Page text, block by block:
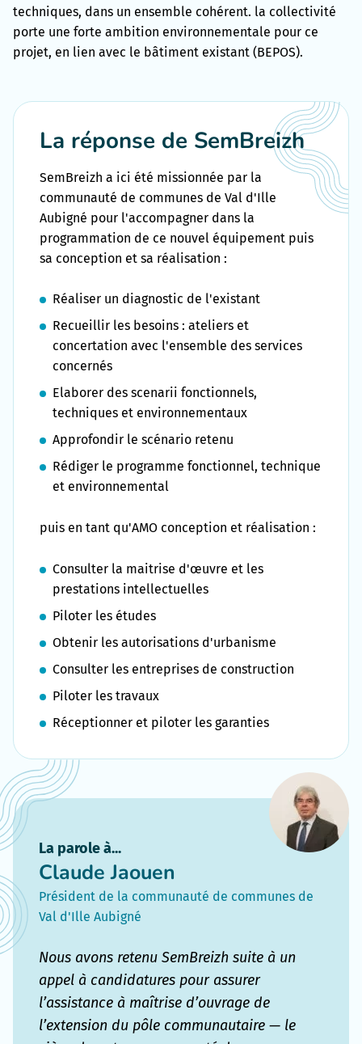
techniques, dans un ensemble cohérent. la collectivité
porte une forte ambition environnementale pour ce
projet, en lien avec le bâtiment existant (BEPOS).
La réponse de SemBreizh
SemBreizh a ici été missionnée par la
communauté de communes de Val d'Ille
Aubigné pour l'accompagner dans la
programmation de ce nouvel équipement puis
sa conception et sa réalisation :
Réaliser un diagnostic de l'existant
Recueillir les besoins : ateliers et
concertation avec l'ensemble des services
concernés
Elaborer des scenarii fonctionnels,
techniques et environnementaux
Approfondir le scénario retenu
Rédiger le programme fonctionnel, technique
et environnemental
puis en tant qu'AMO conception et réalisation :
Consulter la maitrise d'œuvre et les
prestations intellectuelles
Piloter les études
Obtenir les autorisations d'urbanisme
Consulter les entreprises de construction
Piloter les travaux
Réceptionner et piloter les garanties
La parole à...
Claude Jaouen
Président de la communauté de communes de
Val d'Ille Aubigné
Nous avons retenu SemBreizh suite à un
appel à candidatures pour assurer
l’assistance à maîtrise d’ouvrage de
l’extension du pôle communautaire — le